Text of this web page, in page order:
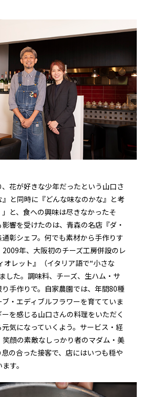
花が好きな少年だったという山口さ
と同時に『どんな味なのかな』と考
と、食への興味は尽きなかったそ
響を受けたのは、青森の名店『ダ・
彰シェフ。何でも素材から手作りす
年、大阪初のチーズ工房併設のレ
オレット』（イタリア語で“小さな
した。調味料、チーズ、生ハム・サ
手作りで。自家農園では、年間80種
・エディブルフラワーを育てていま
を感じる山口さんの料理をいただく
気になっていくよう。サービス・経
顔の素敵なしっかり者のマダム・美
の合った接客で、店にはいつも穏や
す。